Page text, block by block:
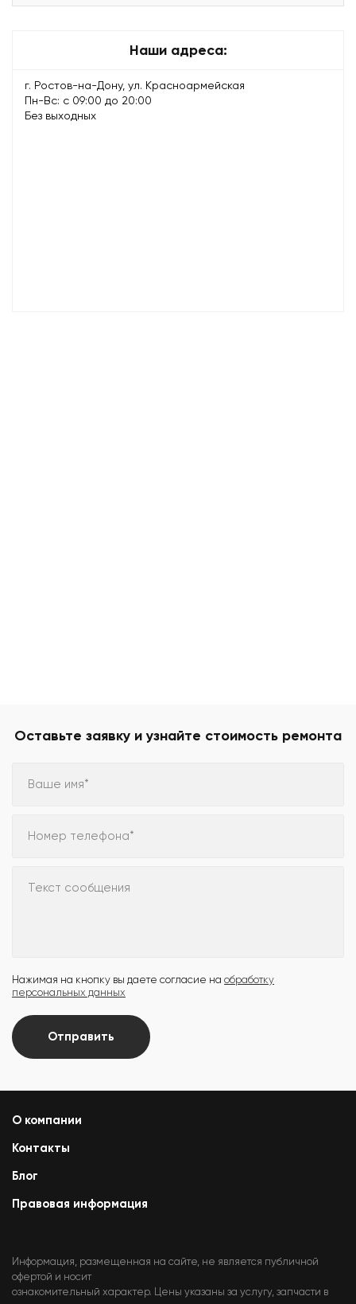
Наши адреса:
г. Ростов-на-Дону, ул. Красноармейская
Пн-Вс: с 09:00 до 20:00
Без выходных
Оставьте заявку и узнайте стоимость ремонта
Ваше имя*
Номер телефона*
Текст сообщения
Нажимая на кнопку вы даете согласие на обработку
персональных данных
Отправить
О компании
Контакты
Блог
Правовая информация
Информация, размещенная на сайте, не является публичной
офертой и носит
ознакомительный характер. Цены указаны за услугу, запчасти в